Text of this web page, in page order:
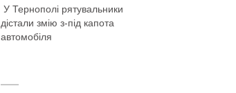
У Тернополі рятувальники
дістали змію з-під капота
автомобіля